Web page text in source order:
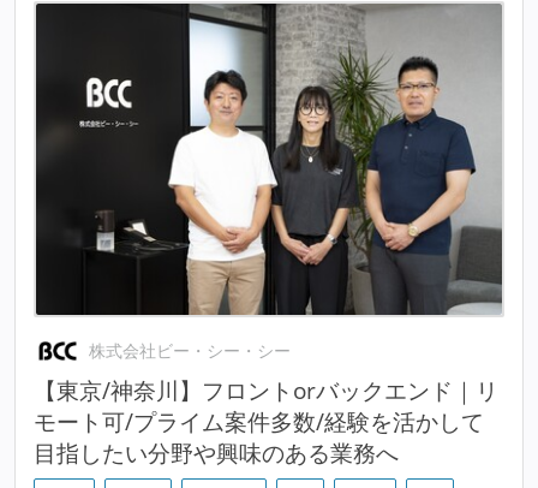
株式会社ビー・シー・シー
【東京/神奈川】フロントorバックエンド｜リ
モート可/プライム案件多数/経験を活かして
目指したい分野や興味のある業務へ